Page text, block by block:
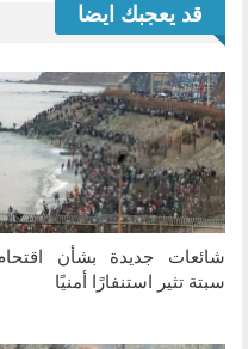
قد يعجبك ايضا
شائعات جديدة بشأن
سبتة تثير استنفارًا أمنيًا